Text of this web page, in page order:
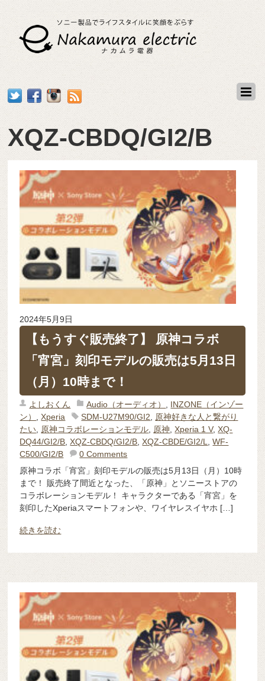
XQZ-CBDQ/GI2/B
2024年5月9日
【もうすぐ販売終了】 原神コラボ
「宵宮」刻印モデルの販売は5月13日
（月）10時まで！
よしおくん Audio（オーディオ） , INZONE（インゾー
ン） ,Xperia SDM-U27M90/GI2, 原神好きな人と繋がり
たい, 原神コラボレーションモデル, 原神,Xperia 1 V,XQ-
DQ44/GI2/B,XQZ-CBDQ/GI2/B,XQZ-CBDE/GI2/L,WF-
C500/GI2/B
0 Comments
原神コラボ「宵宮」刻印モデルの販売は5月13日（月）10時
まで！ 販売終了間近となった、「原神」とソニーストアの
コラボレーションモデル！ キャラクターである「宵宮」を
刻印したXperiaスマートフォンや、ワイヤレスイヤホ […]
続きを読む